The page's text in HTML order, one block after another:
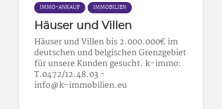
IMMO-ANKAUF IMMOBILIEN
Häuser und Villen
Häuser und Villen bis 2.000.000€ im
deutschen und belgischen Grenzgebiet
für unsere Kunden gesucht. k-immo:
T.0472/12.48.03 -
info@k-immobilien.eu